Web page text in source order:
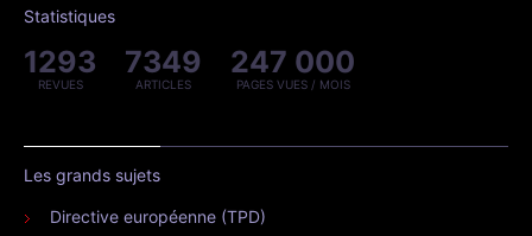
Statistiques
1293
REVUES
7349
ARTICLES
247 000
PAGES VUES / MOIS
Les grands sujets
Directive européenne (TPD)